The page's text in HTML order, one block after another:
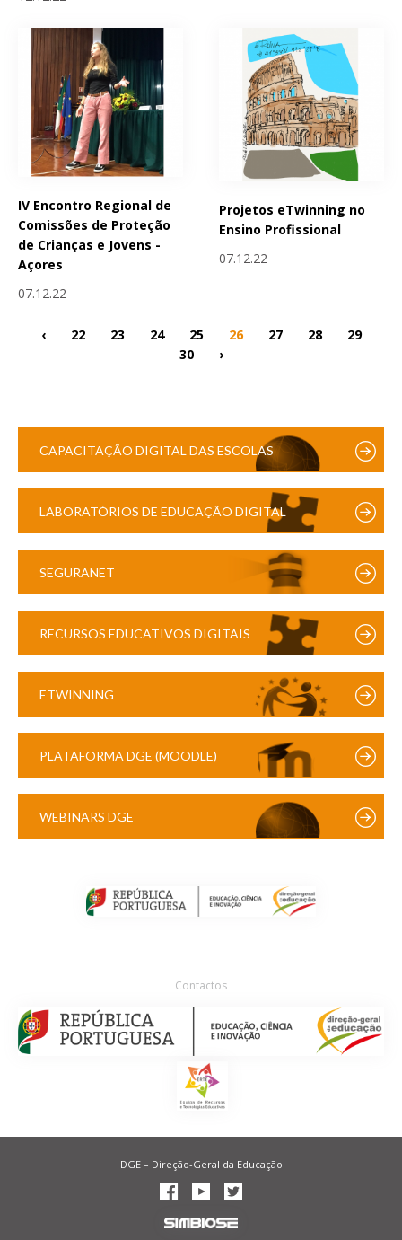
IV Encontro Regional de
Comissões de Proteção
de Crianças e Jovens -
Açores
07.12.22
Projetos eTwinning no
Ensino Profissional
07.12.22
‹ 22 23 24 25 26 27 28
29
30
›
CAPACITAÇÃO DIGITAL DAS ESCOLAS
LABORATÓRIOS DE EDUCAÇÃO DIGITAL
SEGURANET
RECURSOS EDUCATIVOS DIGITAIS
ETWINNING
PLATAFORMA DGE (MOODLE)
WEBINARS DGE
Contactos
DGE – Direção-Geral da Educação